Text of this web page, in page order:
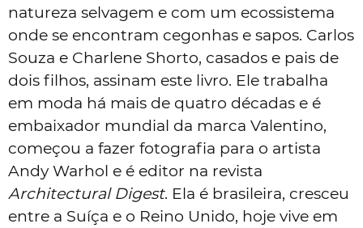
natureza selvagem e com um ecossistema
onde se encontram cegonhas e sapos. Carlos
Souza e Charlene Shorto, casados e pais de
dois filhos, assinam este livro. Ele trabalha
em moda há mais de quatro décadas e é
embaixador mundial da marca Valentino,
começou a fazer fotografia para o artista
Andy Warhol e é editor na revista
Architectural Digest. Ela é brasileira, cresceu
entre a Suíça e o Reino Unido, hoje vive em